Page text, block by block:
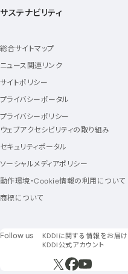
サステナビリティ
総合サイトマップ
ニュース関連リンク
サイトポリシー
プライバシーポータル
プライバシーポリシー
ウェブアクセシビリティの取り組み
セキュリティポータル
ソーシャルメディアポリシー
動作環境・Cookie情報の利用について
商標について
Follow us フォローアス
KDDIに関する情報をお届け
KDDI公式アカウント
新規ウィンドウで開
新規ウィンドウ
新規ウィンド